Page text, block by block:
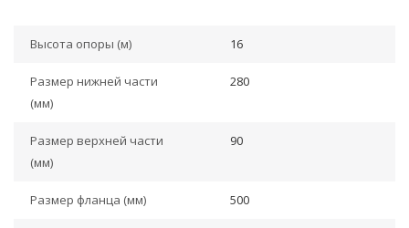
Высота опоры (м) 16
Размер нижней части
(мм)
280
Размер верхней части
(мм)
90
Размер фланца (мм) 500